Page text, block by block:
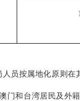
按属地化原则在
门和台湾居民及外